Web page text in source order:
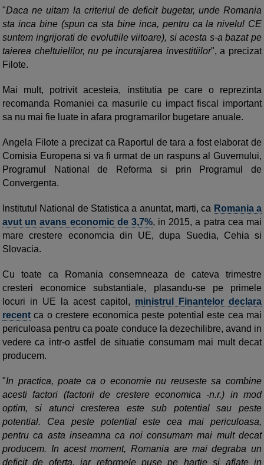
"Daca ne uitam la criteriul de deficit bugetar, unde Romania
sta inca bine (spun ca sta bine inca, pentru ca la nivelul CE
suntem ingrijorati de evolutiile viitoare), si acesta s-a bazat pe
taierea cheltuielilor, nu pe incurajarea investitiilor", a precizat
Filote.
Mai mult, potrivit acesteia, institutia pe care o reprezinta
recomanda Romaniei ca masurile cu impact fiscal important
sa nu mai fie luate in afara programarilor bugetare anuale.
Angela Filote a precizat ca Raportul de tara a fost elaborat de
Comisia Europena si va fi urmat de un raspuns al Guvernului,
Programul National de Reforma si prin Programul de
Convergenta.
Institutul National de Statistica a anuntat, marti, ca Romania a
avut un avans economic de 3,7%, in 2015, a patra cea mai
mare crestere economcia din UE, dupa Suedia, Cehia si
Slovacia.
Cu toate ca Romania consemneaza de cateva trimestre
cresteri economice substantiale, plasandu-se pe primele
locuri in UE la acest capitol, ministrul Finantelor declara
recent ca o crestere economica peste potential este cea mai
periculoasa pentru ca poate conduce la dezechilibre, avand in
vedere ca intr-o astfel de situatie consumam mai mult decat
producem.
"In practica, poate ca o economie nu reuseste sa combine
acesti factori (factorii de crestere economica -n.r.) in mod
optim, si atunci cresterea este sub potential sau peste
potential. Cea peste potential este cea mai periculoasa,
pentru ca asta inseamna ca noi consumam mai mult decat
producem. In acest moment, Romania are mai degraba un
deficit de oferta, iar reformele puse pe hartie si aflate in